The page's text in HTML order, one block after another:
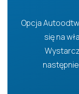
Opcja
się na